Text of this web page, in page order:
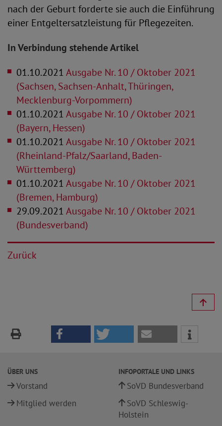
nach der Geburt forderte sie auch die Einführung
einer Entgeltersatzleistung für Pflegezeiten.
In Verbindung stehende Artikel
01.10.2021Ausgabe Nr. 10 / Oktober 2021
(Sachsen, Sachsen-Anhalt, Thüringen,
Mecklenburg-Vorpommern)
01.10.2021Ausgabe Nr. 10 / Oktober 2021
(Bayern, Hessen)
01.10.2021Ausgabe Nr. 10 / Oktober 2021
(Rheinland-Pfalz/Saarland, Baden-
Württemberg)
01.10.2021Ausgabe Nr. 10 / Oktober 2021
(Bremen, Hamburg)
29.09.2021Ausgabe Nr. 10 / Oktober 2021
(Bundesverband)
Zurück
ÜBER UNS
Vorstand
Mitglied werden
INFOPORTALE UND LINKS
SoVD Bundesverband
SoVD Schleswig-
Holstein